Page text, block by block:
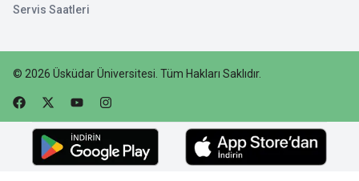
Servis Saatleri
© 2026 Üsküdar Üniversitesi Tüm Hakları Saklıdır.